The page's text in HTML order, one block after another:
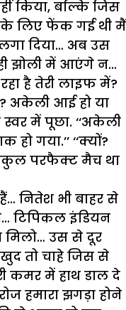
किया, बल्कि जिस
लिए फेंक गई थी मैं
दिया… अब उस
झोली में आएंगे न…
है तेरी लाइफ में?
अकेली आई हो या
में पूछा. ‘‘अकेली
गया.’’ ‘‘क्यों?
परफैक्ट मैच था
नितेश भी बाहर से
टिपिकल इंडियन
उस से दूर
तो चाहे जिस से
कमर में हाथ डाल दे
हमारा झगड़ा होने